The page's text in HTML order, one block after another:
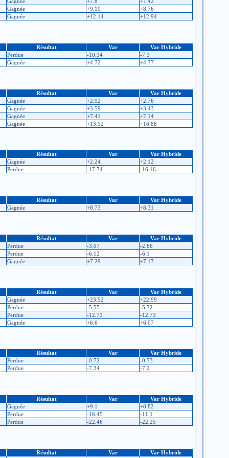
Gagnée +9.19
+8.76
Gagnée +12.14 +12.94
Résultat Var
Var Hybride
Perdue -10.34
-7.3
Gagnée +4.72 +4.77
Résultat Var
Var Hybride
Gagnée +2.92
+2.76
Gagnée +3.59
+3.43
Gagnée +7.41
+7.14
Gagnée +13.12 +16.88
Résultat Var
Var Hybride
Gagnée +2.24
+2.12
Perdue -17.74 -16.16
Résultat Var
Var Hybride
Gagnée +8.73 +8.31
Résultat Var
Var Hybride
Perdue -3.07
-2.66
Perdue -6.12
-6.1
Gagnée +7.29 +7.17
Résultat Var
Var Hybride
Gagnée +23.52
+22.99
Perdue -5.55
-5.72
Perdue -12.71
-12.73
Gagnée +6.6 +6.07
Résultat Var
Var Hybride
Perdue -0.72
-0.73
Perdue -7.34 -7.2
Résultat Var
Var Hybride
Gagnée +9.1
+8.82
Perdue -16.45
-11.1
Perdue -22.46 -22.25
Résultat Var
Var Hybride